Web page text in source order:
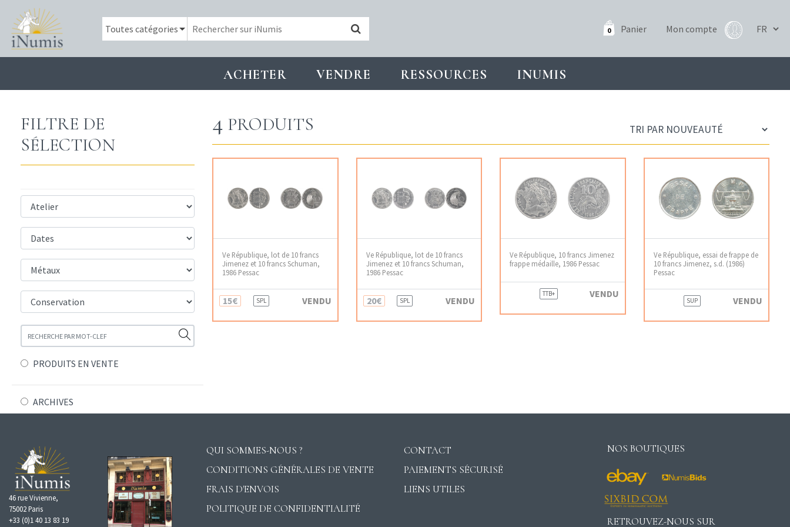
0 Panier Mon compte
ACHETER VENDRE RESSOURCES INUMIS
FILTRE DE
SÉLECTION
PRODUITS EN VENTE
ARCHIVES
4 PRODUITS
Ve République, lot de 10 francs
Jimenez et 10 francs Schuman,
1986 Pessac
15€ SPL VENDU
Ve République, lot de 10 francs
Jimenez et 10 francs Schuman,
1986 Pessac
20€ SPL VENDU
Ve République, 10 francs Jimenez
frappe médaille, 1986 Pessac
TTB+ VENDU
Ve République, essai de frappe de
10 francs Jimenez, s.d. (1986)
Pessac
SUP VENDU
46 rue Vivienne,
75002 Paris
+33 (0)1 40 13 83 19
QUI SOMMES-NOUS ?
CONDITIONS GÉNÉRALES DE VENTE
FRAIS D'ENVOIS
POLITIQUE DE CONFIDENTIALITÉ
CONTACT
PAIEMENTS SÉCURISÉ
LIENS UTILES
NOS BOUTIQUES
RETROUVEZ-NOUS SUR